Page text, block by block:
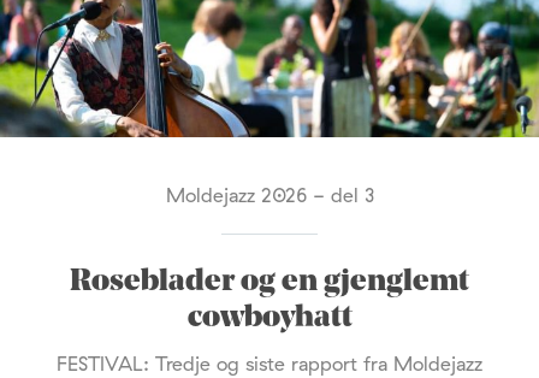
Moldejazz 2026 - del 3
Roseblader og en gjenglemt
cowboyhatt
FESTIVAL: Tredje og siste rapport fra Moldejazz